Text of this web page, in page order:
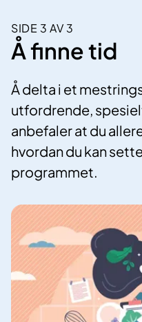
SIDE 3 AV 3
Å finne tid
Å delta i et
utfordrende,
anbefaler at du
hvordan du kan
programmet.